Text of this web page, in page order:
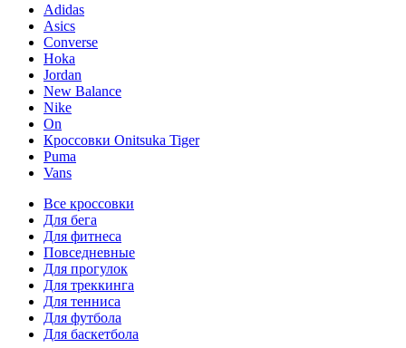
Adidas
Asics
Converse
Hoka
Jordan
New Balance
Nike
On
Кроссовки Onitsuka Tiger
Puma
Vans
Все кроссовки
Для бега
Для фитнеса
Повседневные
Для прогулок
Для треккинга
Для тенниса
Для футбола
Для баскетбола